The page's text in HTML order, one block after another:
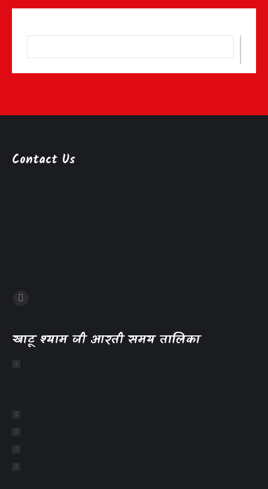
Contact Us
खाटू श्याम जी आरती समय तालिका